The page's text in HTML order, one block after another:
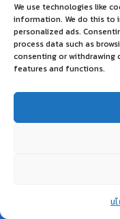
We use technologies like
information. We do this to
personalized ads.
process data such as
consenting or withdrawing
features and functions.
น